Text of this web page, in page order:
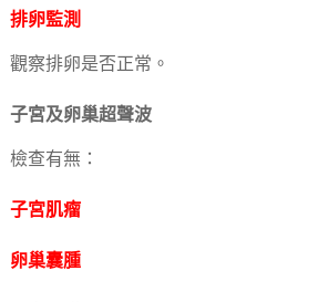
排卵監測
觀察排卵是否正常。
子宮及卵巢超聲波
檢查有無：
子宮肌瘤
卵巢囊腫